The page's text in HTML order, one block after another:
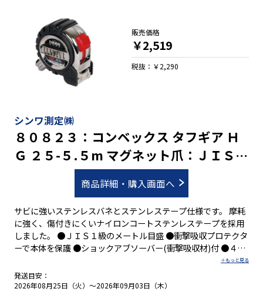
シンワ測定㈱
８０８２３：コンベックス タフギア Ｈ
Ｇ ２５-５.５m マグネット爪：ＪＩＳ適
商品詳細・購入画面へ
サビに強いステンレスバネとステンレステープ仕様です。 摩耗
に強く、傷付きにくいナイロンコートステンレステープを採用
しました。 ●ＪＩＳ１級のメートル目盛 ●衝撃吸収プロテクタ
ーで本体を保護 ●ショックアブソーバー(衝撃吸収材)付 ●４５
５mmピッチ表示付 ●０点補正移動爪付 ●しっかり握れる優れ
たグリップ性 ●両面目盛 ●落下防止コードが取り付け可能 ●
ベルトクリップとストラップが標準装備 ●強力なネオジム磁石
発送目安：
2026年08月25日（火）～2026年09月03日（木）
販売価格
￥2,519
税抜：￥2,290